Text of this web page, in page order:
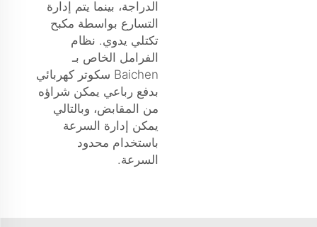
الدراجة، بينما يتم إدارة
التسارع بواسطة مكبح
تكتلي يدوي. نظام
الفرامل الخاص بـ
Baichen سكوتر كهربائي
بدفع رباعي يمكن شراؤه
من المقابض، وبالتالي
يمكن إدارة السرعة
باستخدام محدود
السرعة.